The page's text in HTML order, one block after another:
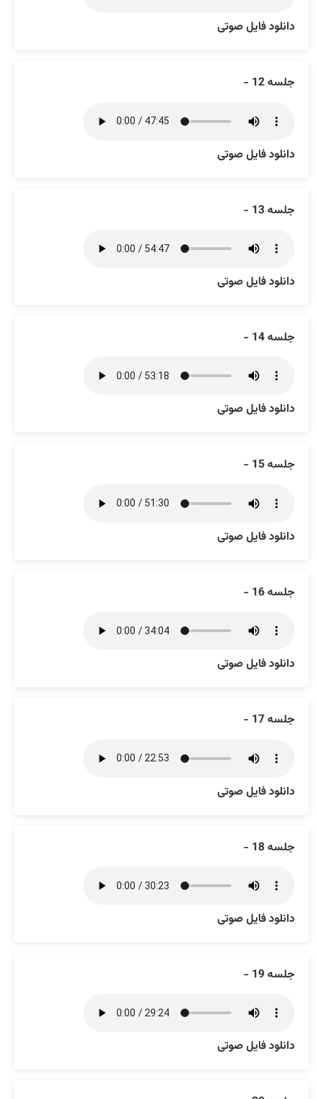
دانلود فایل صوتی
جلسه 12 -
دانلود فایل صوتی
جلسه 13 -
دانلود فایل صوتی
جلسه 14 -
دانلود فایل صوتی
جلسه 15 -
دانلود فایل صوتی
جلسه 16 -
دانلود فایل صوتی
جلسه 17 -
دانلود فایل صوتی
جلسه 18 -
دانلود فایل صوتی
جلسه 19 -
دانلود فایل صوتی